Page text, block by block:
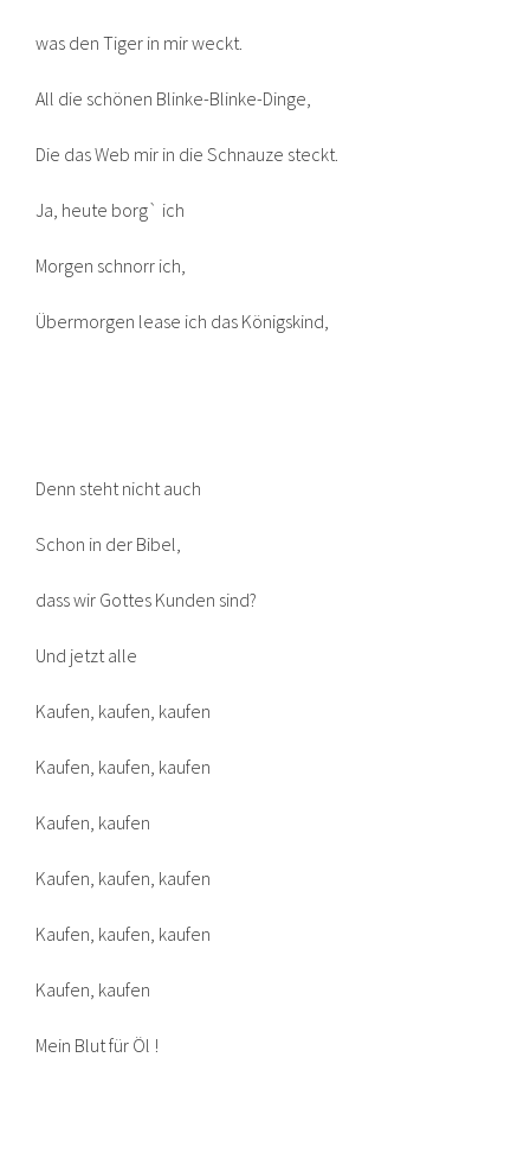
was den Tiger in mir weckt.
All die schönen Blinke-Blinke-Dinge,
Die das Web mir in die Schnauze steckt.
Ja, heute borg` ich
Morgen schnorr ich,
Übermorgen lease ich das Königskind,
Denn steht nicht auch
Schon in der Bibel,
dass wir Gottes Kunden sind?
Und jetzt alle
Kaufen, kaufen, kaufen
Kaufen, kaufen, kaufen
Kaufen, kaufen
Kaufen, kaufen, kaufen
Kaufen, kaufen, kaufen
Kaufen, kaufen
Mein Blut für Öl !